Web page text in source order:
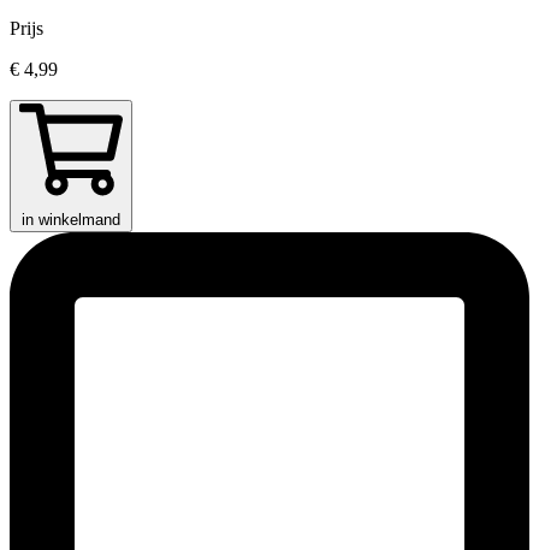
Prijs
€ 4,99
in winkelmand